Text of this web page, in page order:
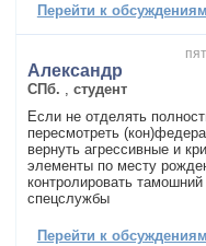
Перейти к
Александр
СПб.
студент
Если не отделять
пересмотреть
вернуть агрессивные и
элементы по месту
контролировать
спецслужбы
Перейти к